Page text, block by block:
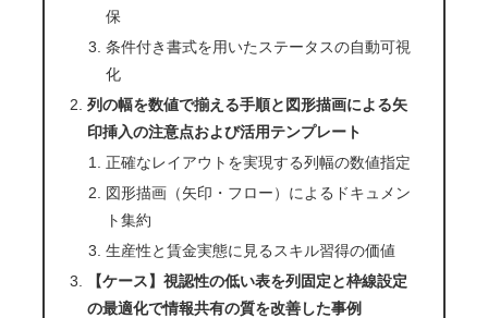
保
条件付き書式を用いたステータスの自動可視
化
列の幅を数値で揃える手順と図形描画による矢
印挿入の注意点および活用テンプレート
正確なレイアウトを実現する列幅の数値指定
図形描画（矢印・フロー）によるドキュメン
ト集約
生産性と賃金実態に見るスキル習得の価値
【ケース】視認性の低い表を列固定と枠線設定
の最適化で情報共有の質を改善した事例